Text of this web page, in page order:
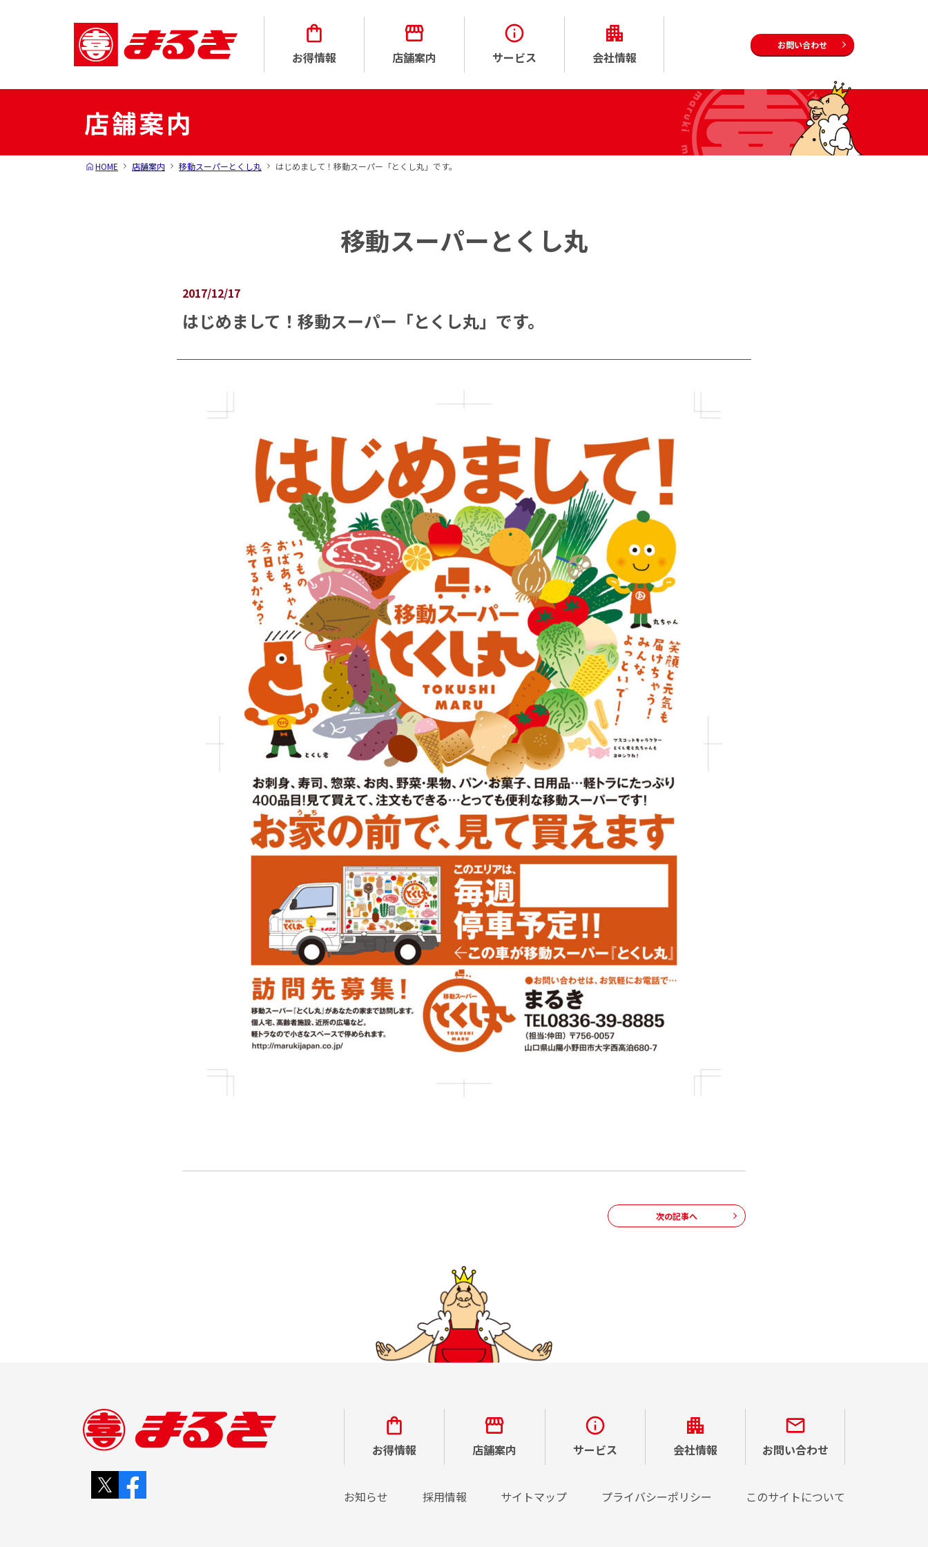
お得情報 店舗案内 サービス 会社情報
お問い合わせ
店舗案内
HOME 店舗案内 移動スーパーとくし丸 はじめまして！移動スーパー「とくし丸」です。
移動スーパーとくし丸
2017/12/17
はじめまして！移動スーパー「とくし丸」です。
次の記事へ
お得情報 店舗案内 サービス 会社情報 お問い合わせ
お知らせ 採用情報 サイトマップ プライバシーポリシー このサイトについて